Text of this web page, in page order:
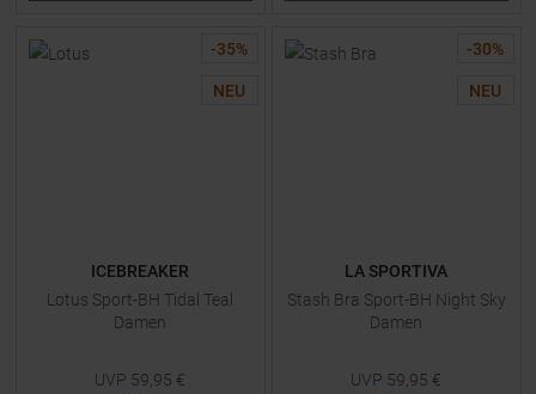
-35%
NEU
ICEBREAKER
Lotus Sport-BH Tidal Teal
Damen
UVP 59,95 €
-30%
NEU
LA SPORTIVA
Stash Bra Sport-BH Night Sky
Damen
UVP 59,95 €